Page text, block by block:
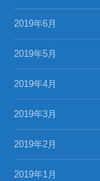
2019年6月
2019年5月
2019年4月
2019年3月
2019年2月
2019年1月